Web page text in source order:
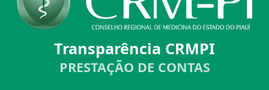
Transparência CRMPI
PRESTAÇÃO DE CONTAS